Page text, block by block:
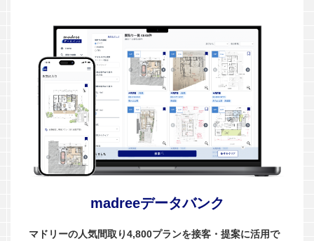
madreeデータバンク
マドリーの人気間取り4,800プランを接客・提案に活用で